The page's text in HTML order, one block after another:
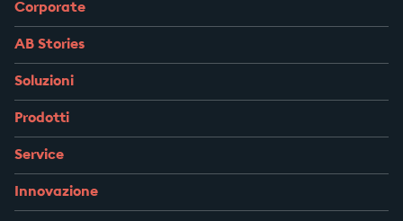
Corporate
AB Stories
Soluzioni
Prodotti
Service
Innovazione